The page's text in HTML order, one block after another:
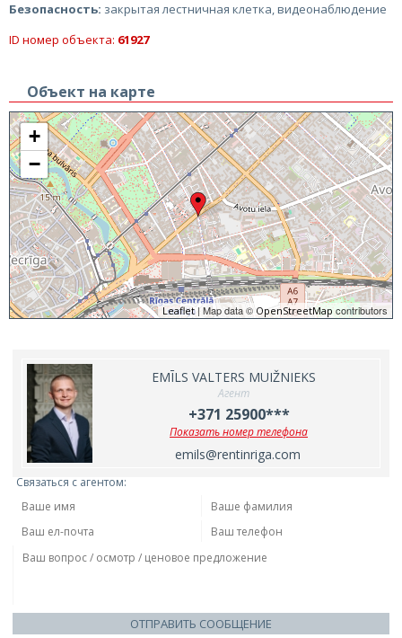
Безопасность: закрытая лестничная клетка, видеонаблюдение
ID номер объекта: 61927
Объект на карте
+
−
Leaflet| Map data © OpenStreetMap contributors
EMĪLS VALTERS MUIŽNIEKS
Агент
+371 25900***
Показать номер телефона
emils@rentinriga.com
Связаться с агентом:
ОТПРАВИТЬ СООБЩЕНИЕ